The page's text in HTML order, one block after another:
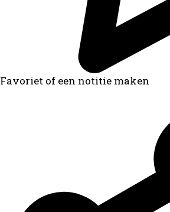
Favoriet of een notitie maken